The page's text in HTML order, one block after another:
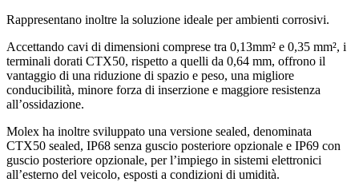
Rappresentano inoltre la soluzione ideale per ambienti corrosivi.
Accettando cavi di dimensioni comprese tra 0,13mm² e 0,35 mm², i
terminali dorati CTX50, rispetto a quelli da 0,64 mm, offrono il
vantaggio di una riduzione di spazio e peso, una migliore
conducibilità, minore forza di inserzione e maggiore resistenza
all’ossidazione.
Molex ha inoltre sviluppato una versione sealed, denominata
CTX50 sealed, IP68 senza guscio posteriore opzionale e IP69 con
guscio posteriore opzionale, per l’impiego in sistemi elettronici
all’esterno del veicolo, esposti a condizioni di umidità.